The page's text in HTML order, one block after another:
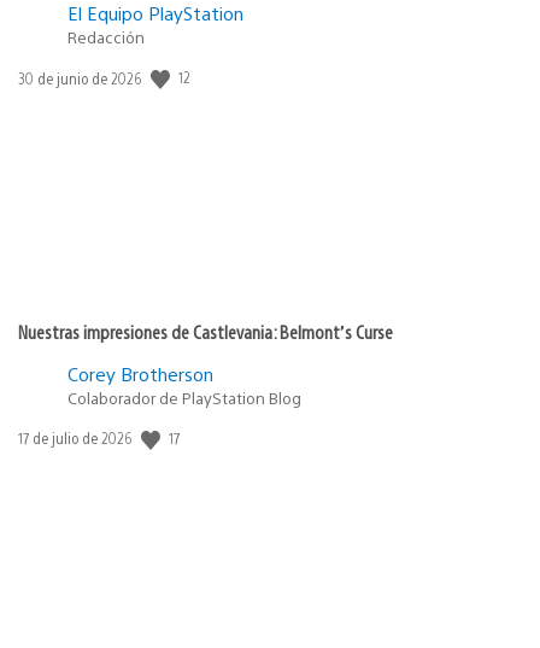
El Equipo PlayStation
Redacción
Fecha
30 de junio de 2026 12
Nuestras impresiones de Castlevania: Belmont’s Curse
Corey Brotherson
Colaborador de PlayStation Blog
Fecha
17 de julio de 2026 17